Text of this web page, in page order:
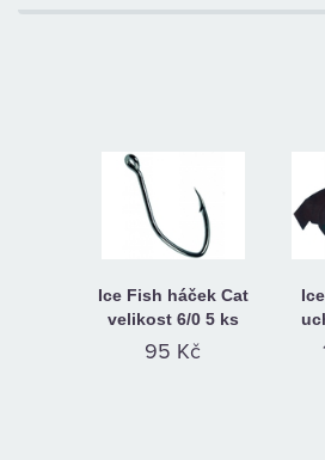
Ice Fish háček Cat
velikost 6/0 5 ks
95 Kč